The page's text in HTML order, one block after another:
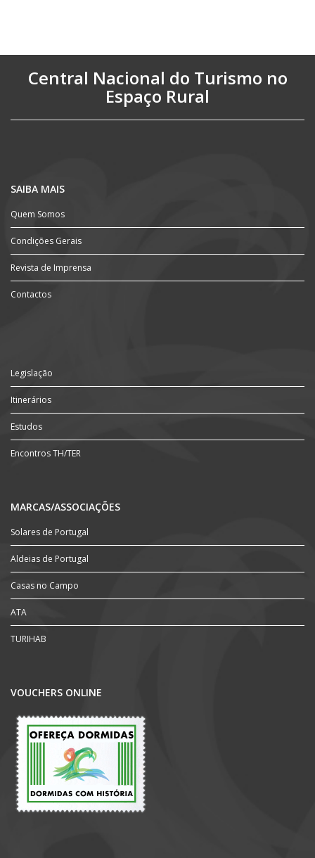
Central Nacional do Turismo no
Espaço Rural
SAIBA MAIS
Quem Somos
Condições Gerais
Revista de Imprensa
Contactos
Legislação
Itinerários
Estudos
Encontros TH/TER
MARCAS/ASSOCIAÇÕES
Solares de Portugal
Aldeias de Portugal
Casas no Campo
ATA
TURIHAB
VOUCHERS ONLINE